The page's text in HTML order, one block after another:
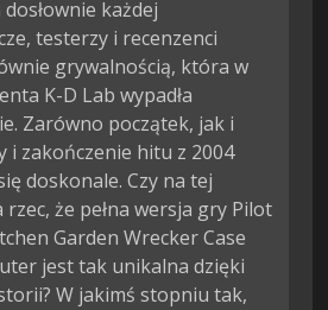
każdej
testerzy i recenzenci
grywalnością, która w
K-D Lab wypadła
Zarówno początek, jak i
i zakończenie hitu z 2004
doskonale. Czy na tej
że pełna wersja gry Pilot
Garden Wrecker Case
jest tak unikalna dzięki
W jakimś stopniu tak,